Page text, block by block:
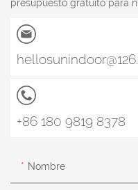
presupuesto gratuito para
+86 180 9819 8378
Nombre